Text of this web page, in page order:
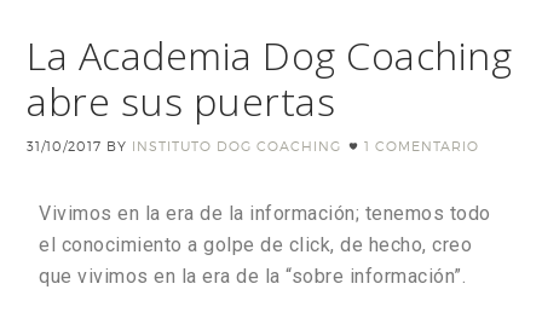
La Academia Dog Coaching
abre sus puertas
31/10/2017 BY INSTITUTO DOG COACHING 1 COMENTARIO
Vivimos en la era de la información; tenemos todo
el conocimiento a golpe de click, de hecho, creo
que vivimos en la era de la “sobre información”.